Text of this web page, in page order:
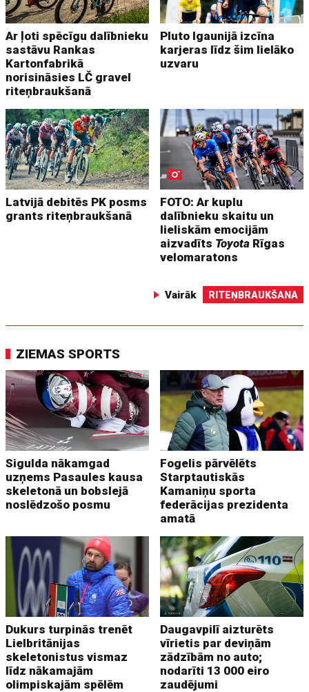
Ar ļoti spēcīgu dalībnieku
sastāvu Rankas
Kartonfabrikā
norisināsies LČ gravel
riteņbraukšanā
Pluto Igaunijā izcīna
karjeras līdz šim lielāko
uzvaru
Latvijā debitēs PK posms
grants riteņbraukšanā
FOTO: Ar kuplu
dalībnieku skaitu un
lieliskām emocijām
aizvadīts Toyota Rīgas
velomaratons
Vairāk RITEŅBRAUKŠANA
ZIEMAS SPORTS
Sigulda nākamgad
uzņems Pasaules kausa
skeletonā un bobslejā
noslēdzošo posmu
Fogelis pārvēlēts
Starptautiskās
Kamaniņu sporta
federācijas prezidenta
amatā
Dukurs turpinās trenēt
Lielbritānijas
skeletonistus vismaz
līdz nākamajām
olimpiskajām spēlēm
Daugavpilī aizturēts
vīrietis par deviņām
zādzībām no auto;
nodarīti 13 000 eiro
zaudējumi